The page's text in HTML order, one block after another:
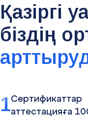
Қазіргі
біздің
1Сертификаттар
аттестацияға